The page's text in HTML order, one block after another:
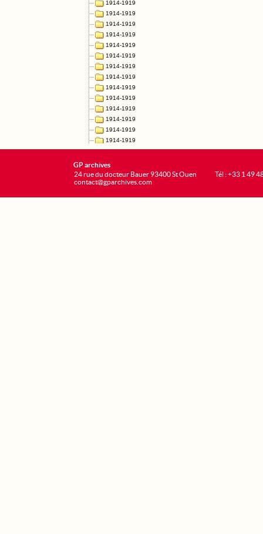
GP archives
24 rue du docteur Bauer 93400 St Ouen
contact@gparchives.com
Tél : +33 1 49